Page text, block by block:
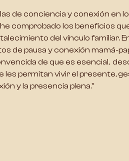
de conciencia y conexión en
comprobado los beneficios
del vínculo familiar.
de pausa y conexión mamá-
de que es esencial,
les permitan vivir el presente,
y la presencia plena."